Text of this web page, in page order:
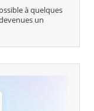
à quelques
un